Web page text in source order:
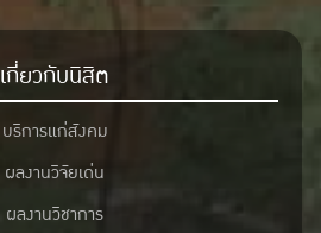
เกี่ยวกับนิสิต
บริการแก่สังคม
ผลงานวิจัยเด่น
ผลงานวิชาการ